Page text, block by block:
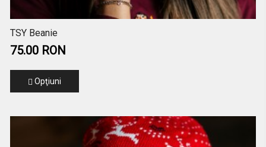
TSY Beanie
75.00 RON
Opţiuni